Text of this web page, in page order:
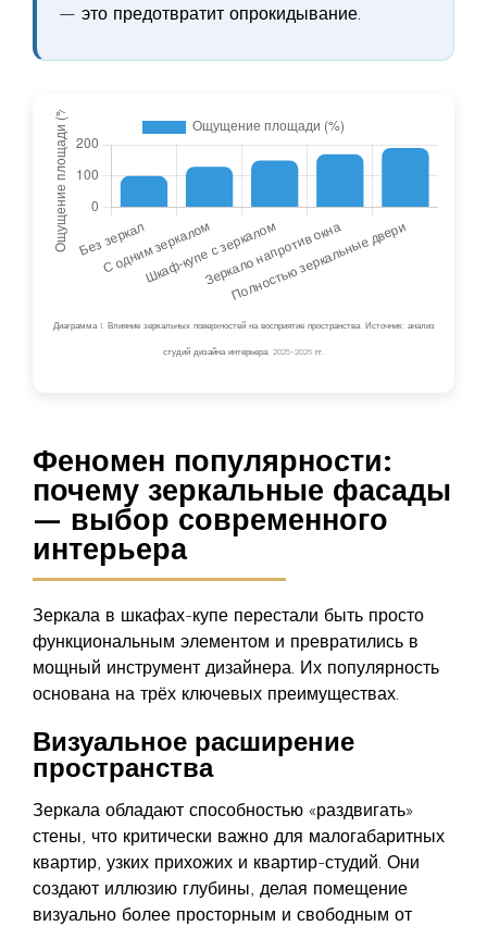
— это предотвратит опрокидывание.
Диаграмма 1. Влияние зеркальных поверхностей на восприятие пространства. Источник: анализ
студий дизайна интерьера, 2025-2026 гг.
Феномен популярности:
почему зеркальные фасады
— выбор современного
интерьера
Зеркала в шкафах-купе перестали быть просто
функциональным элементом и превратились в
мощный инструмент дизайнера. Их популярность
основана на трёх ключевых преимуществах.
Визуальное расширение
пространства
Зеркала обладают способностью «раздвигать»
стены, что критически важно для малогабаритных
квартир, узких прихожих и квартир-студий. Они
создают иллюзию глубины, делая помещение
визуально более просторным и свободным от